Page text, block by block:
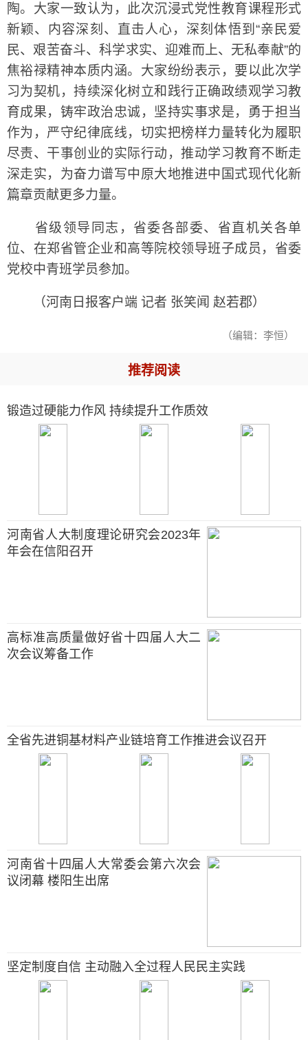
陶。大家一致认为，此次沉浸式党性教育课程形式
新颖、内容深刻、直击人心，深刻体悟到“亲民爱
民、艰苦奋斗、科学求实、迎难而上、无私奉献”的
焦裕禄精神本质内涵。大家纷纷表示，要以此次学
习为契机，持续深化树立和践行正确政绩观学习教
育成果，铸牢政治忠诚，坚持实事求是，勇于担当
作为，严守纪律底线，切实把榜样力量转化为履职
尽责、干事创业的实际行动，推动学习教育不断走
深走实，为奋力谱写中原大地推进中国式现代化新
篇章贡献更多力量。
省级领导同志，省委各部委、省直机关各单
位、在郑省管企业和高等院校领导班子成员，省委
党校中青班学员参加。
（河南日报客户端 记者 张笑闻 赵若郡）
（编辑：李恒）
推荐阅读
锻造过硬能力作风 持续提升工作质效
河南省人大制度理论研究会2023年
年会在信阳召开
高标准高质量做好省十四届人大二
次会议筹备工作
全省先进铜基材料产业链培育工作推进会议召开
河南省十四届人大常委会第六次会
议闭幕 楼阳生出席
坚定制度自信 主动融入全过程人民民主实践